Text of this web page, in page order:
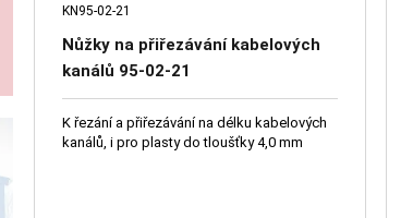
KN95-02-21
Nůžky na přiřezávání kabelových
kanálů 95-02-21
K řezání a přiřezávání na délku kabelových
kanálů, i pro plasty do tloušťky 4,0 mm